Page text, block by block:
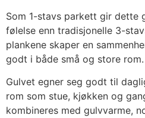
Som 1-stavs parkett gir dette
følelse enn tradisjonelle 3-
plankene skaper en
godt i både små og store rom.
Gulvet egner seg godt til
rom som stue, kjøkken og
kombineres med gulvvarme,